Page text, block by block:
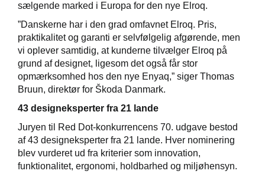
sælgende marked i Europa for den nye Elroq.
”Danskerne har i den grad omfavnet Elroq. Pris,
praktikalitet og garanti er selvfølgelig afgørende, men
vi oplever samtidig, at kunderne tilvælger Elroq på
grund af designet, ligesom det også får stor
opmærksomhed hos den nye Enyaq,” siger Thomas
Bruun, direktør for Škoda Danmark.
43 designeksperter fra 21 lande
Juryen til Red Dot-konkurrencens 70. udgave bestod
af 43 designeksperter fra 21 lande. Hver nominering
blev vurderet ud fra kriterier som innovation,
funktionalitet, ergonomi, holdbarhed og miljøhensyn.